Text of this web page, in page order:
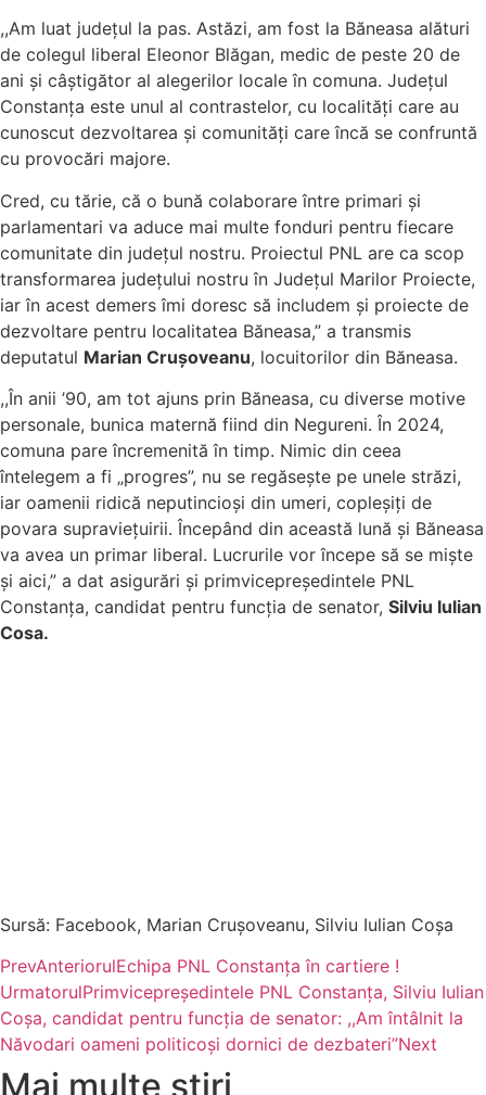
,,Am luat județul la pas. Astăzi, am fost la Băneasa alături
de colegul liberal Eleonor Blăgan, medic de peste 20 de
ani și câștigător al alegerilor locale în comuna. Județul
Constanța este unul al contrastelor, cu localități care au
cunoscut dezvoltarea și comunități care încă se confruntă
cu provocări majore.
Cred, cu tărie, că o bună colaborare între primari și
parlamentari va aduce mai multe fonduri pentru fiecare
comunitate din județul nostru. Proiectul PNL are ca scop
transformarea județului nostru în Județul Marilor Proiecte,
iar în acest demers îmi doresc să includem și proiecte de
dezvoltare pentru localitatea Băneasa,” a transmis
deputatul Marian Crușoveanu, locuitorilor din Băneasa.
,,În anii ’90, am tot ajuns prin Băneasa, cu diverse motive
personale, bunica maternă fiind din Negureni. În 2024,
comuna pare încremenită în timp. Nimic din ceea
întelegem a fi „progres”, nu se regăsește pe unele străzi,
iar oamenii ridică neputincioși din umeri, copleșiți de
povara supraviețuirii. Începând din această lună și Băneasa
va avea un primar liberal. Lucrurile vor începe să se miște
și aici,” a dat asigurări și primvicepreședintele PNL
Constanța, candidat pentru funcția de senator, Silviu Iulian
Cosa.
Sursă: Facebook, Marian Crușoveanu, Silviu Iulian Coșa
PrevAnteriorulEchipa PNL Constanța în cartiere !
UrmatorulPrimvicepreședintele PNL Constanța, Silviu Iulian
Coșa, candidat pentru funcția de senator: ,,Am întâlnit la
Năvodari oameni politicoși dornici de dezbateri”Next
Mai multe stiri